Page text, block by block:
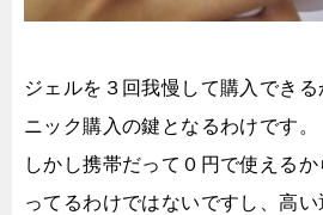
ジェルを３回我慢して購入でき
ニック購入の鍵となるわけです。
しかし携帯だって０円で使える
ってるわけではないですし、高